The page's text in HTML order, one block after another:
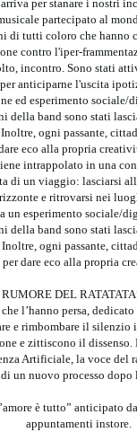
per stanare i nostri
partecipato al
di tutti coloro che hanno
contro l'iper-
incontro. Sono stati
anticiparne l'uscita
ed esperimento
della band sono stati
ogni passante,
eco alla propria
intrappolato in una
di un viaggio: lasciarsi
e ritrovarsi nei
un esperimento
della band sono stati
ogni passante,
dare eco alla propria
DEL
l’hanno persa,
e rimbombare il
e zittiscono il
Artificiale, la voce
un nuovo processo
è tutto” anticipato
appuntamenti instore.